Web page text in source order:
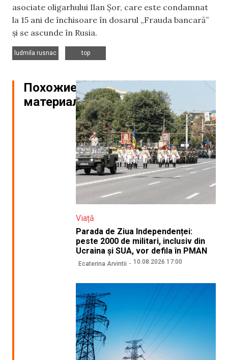
asociate oligarhului Ilan Șor, care este condamnat
la 15 ani de închisoare în dosarul „Frauda bancară”
și se ascunde în Rusia.
ludmila rusnac
top
Похожие
материалы
Viață
Parada de Ziua Independenței:
peste 2000 de militari, inclusiv din
Ucraina și SUA, vor defila în PMAN
Ecaterina Arvintii 10.08.2026 17:00